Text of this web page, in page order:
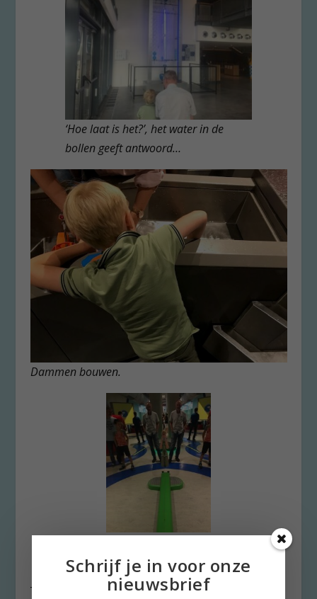
‘Hoe laat is het?’, het water in de
bollen geeft antwoord…
Dammen bouwen.
spiegelbeeld .
Tegen sluitingstijd moeten we hèm naar de
Schrijf je in voor onze
nieuwsbrief